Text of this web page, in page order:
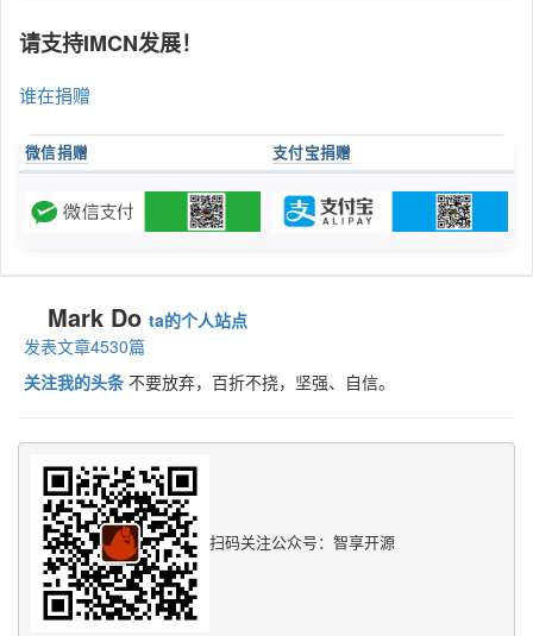
请支持IMCN发展！
谁在捐赠
微信捐赠 支付宝捐赠
Mark Do ta的个人站点
发表文章4530篇
关注我的头条 不要放弃，百折不挠，坚强、自信。
扫码关注公众号：智享开源